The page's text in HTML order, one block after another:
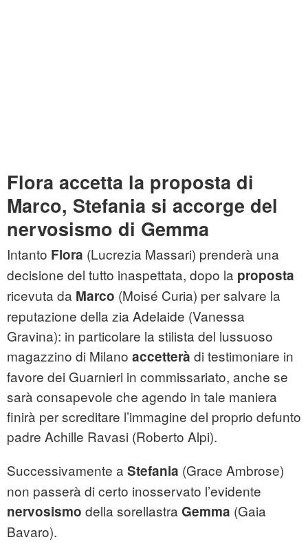
Flora accetta la proposta di
Marco, Stefania si accorge del
nervosismo di Gemma
Intanto Flora (Lucrezia Massari) prenderà una
decisione del tutto inaspettata, dopo la proposta
ricevuta da Marco (Moisé Curia) per salvare la
reputazione della zia Adelaide (Vanessa
Gravina): in particolare la stilista del lussuoso
magazzino di Milano accetterà di testimoniare in
favore dei Guarnieri in commissariato, anche se
sarà consapevole che agendo in tale maniera
finirà per screditare l’immagine del proprio defunto
padre Achille Ravasi (Roberto Alpi).
Successivamente a Stefania (Grace Ambrose)
non passerà di certo inosservato l’evidente
nervosismo della sorellastra Gemma (Gaia
Bavaro).